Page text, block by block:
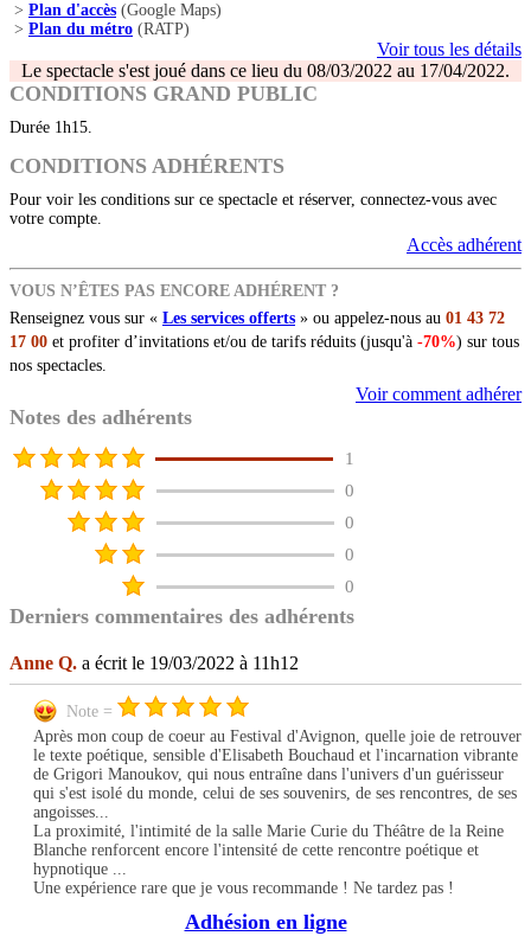
> Plan d'accès (Google Maps)
> Plan du métro (RATP)
Voir tous les détails
Le spectacle s'est joué dans ce lieu du 08/03/2022 au 17/04/2022.
CONDITIONS GRAND PUBLIC
Durée 1h15.
CONDITIONS ADHÉRENTS
Pour voir les conditions sur ce spectacle et réserver, connectez-vous avec
votre compte.
Accès adhérent
VOUS N’ÊTES PAS ENCORE ADHÉRENT ?
Renseignez vous sur « Les services offerts » ou appelez-nous au 01 43 72
17 00 et profiter d’invitations et/ou de tarifs réduits (jusqu'à -70%) sur tous
nos spectacles.
Voir comment adhérer
Notes des adhérents
1
0
0
0
0
Derniers commentaires des adhérents
Anne Q. a écrit le 19/03/2022 à 11h12
Note =
Après mon coup de coeur au Festival d'Avignon, quelle joie de retrouver
le texte poétique, sensible d'Elisabeth Bouchaud et l'incarnation vibrante
de Grigori Manoukov, qui nous entraîne dans l'univers d'un guérisseur
qui s'est isolé du monde, celui de ses souvenirs, de ses rencontres, de ses
angoisses...
La proximité, l'intimité de la salle Marie Curie du Théâtre de la Reine
Blanche renforcent encore l'intensité de cette rencontre poétique et
hypnotique ...
Une expérience rare que je vous recommande ! Ne tardez pas !
Adhésion en ligne